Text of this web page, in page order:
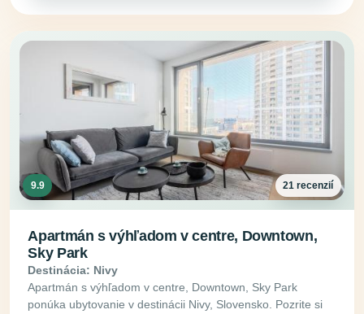
9.9 21 recenzií
Apartmán s výhľadom v centre, Downtown,
Sky Park
Destinácia: Nivy
Apartmán s výhľadom v centre, Downtown, Sky Park
ponúka ubytovanie v destinácii Nivy, Slovensko. Pozrite si